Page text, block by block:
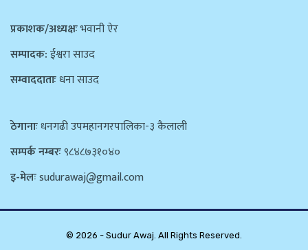
प्रकाशक/अध्यक्षःभवानी ऐर
सम्पादक:ईश्वरा साउद
सम्वाददाताःधना साउद
ठेगानाःधनगढी उपमहानगरपालिका-३ कैलाली
सम्पर्क नम्बरः९८४८७३१०४०
इ-मेलःsudurawaj@gmail.com
© 2026 - Sudur Awaj. All Rights Reserved.